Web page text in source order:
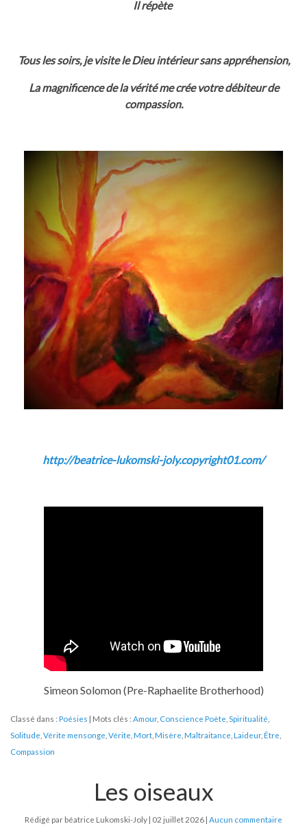
Il répète
Tous les soirs, je visite le Dieu intérieur sans appréhension,
La magnificence de la vérité me crée votre débiteur de
compassion.
http://beatrice-lukomski-joly.copyright01.com/
Simeon Solomon (Pre-Raphaelite Brotherhood)
Classé dans : Poésies Mots clés : Amour, Conscience Poète Spiritualité
Solitude Vérite mensonge Vérite Mort Misère Maltraitance Laideur, Être
Compassion
Les oiseaux
Rédigé par béatrice Lukomski-Joly 02 juillet 2026 Aucun commentaire